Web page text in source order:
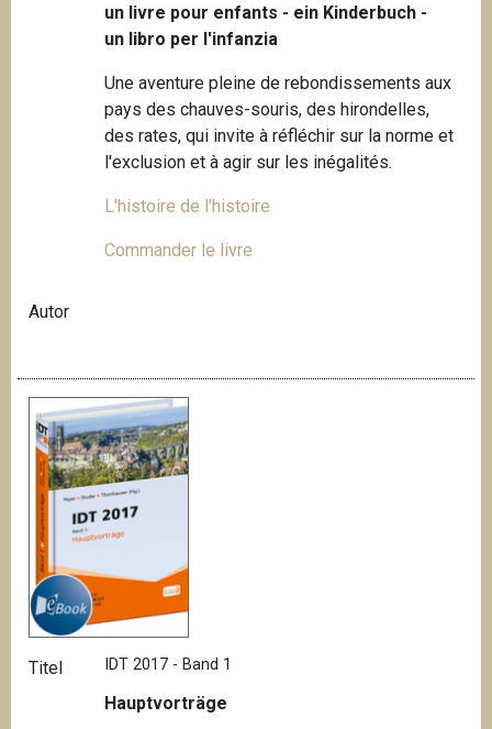
un livre pour enfants - ein Kinderbuch -
un libro per l'infanzia
Une aventure pleine de rebondissements aux
pays des chauves-souris, des hirondelles,
des rates, qui invite à réfléchir sur la norme et
l'exclusion et à agir sur les inégalités.
L'histoire de l'histoire
Commander le livre
Autor
Titel IDT 2017 - Band 1
Hauptvorträge